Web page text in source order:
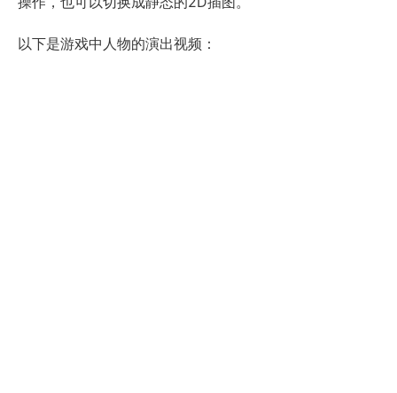
以下是游戏中人物的演出视频：